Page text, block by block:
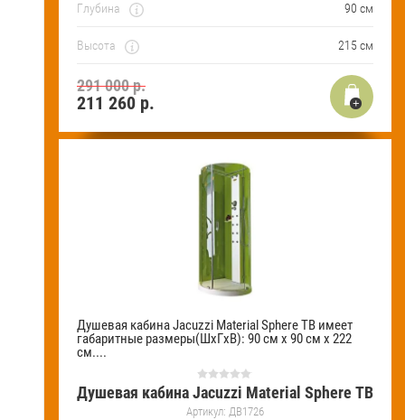
Глубина 90 см
Высота 215 см
291 000 р.
211 260р.
Душевая кабина Jacuzzi Material Sphere TB имеет
габаритные размеры(ШхГхВ): 90 см х 90 см х 222
см....
Душевая кабина Jacuzzi Material Sphere TB
Артикул: ДВ1726